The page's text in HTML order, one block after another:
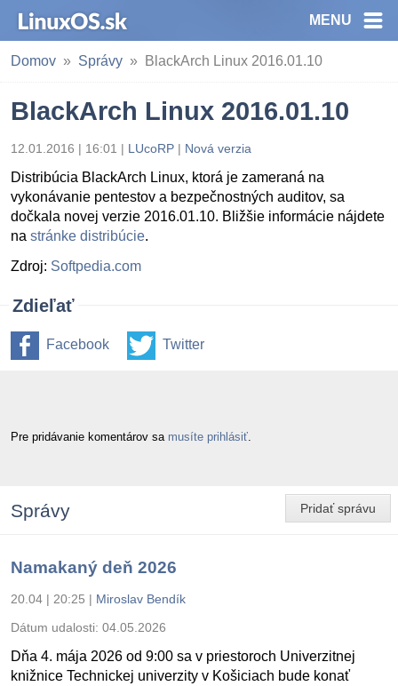
MENU
Domov Správy BlackArch Linux 2016.01.10
BlackArch Linux 2016.01.10
12.01.2016 | 16:01 | LUcoRP | Nová verzia
Distribúcia BlackArch Linux, ktorá je zameraná na
vykonávanie pentestov a bezpečnostných auditov, sa
dočkala novej verzie 2016.01.10. Bližšie informácie nájdete
na stránke distribúcie.
Zdroj: Softpedia.com
Zdieľať
Facebook Twitter
Pre pridávanie komentárov sa musíte prihlásiť
Pridať správu
Správy
Namakaný deň 2026
20.04 | 20:25 | Miroslav Bendík
Dátum udalosti: 04.05.2026
Dňa 4. mája 2026 od 9:00 sa v priestoroch Univerzitnej
knižnice Technickej univerzity v Košiciach bude konať